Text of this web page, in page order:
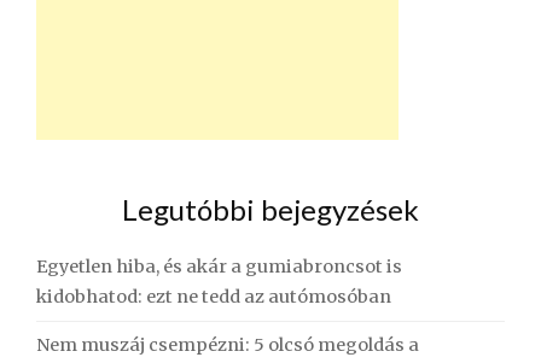
Legutóbbi bejegyzések
Egyetlen hiba, és akár a gumiabroncsot is
kidobhatod: ezt ne tedd az autómosóban
Nem muszáj csempézni: 5 olcsó megoldás a